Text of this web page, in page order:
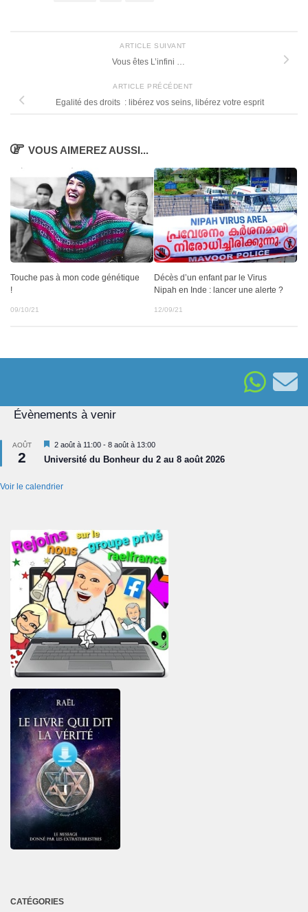
ARTICLE SUIVANT
Vous êtes L’infini …
ARTICLE PRÉCÉDENT
Egalité des droits : libérez vos seins, libérez votre esprit
VOUS AIMEREZ AUSSI...
Touche pas à mon code génétique
!
09/10/21
Décès d’un enfant par le Virus
Nipah en Inde : lancer une alerte ?
12/09/21
Évènements à venir
AOÛT
2
Mis
en
avant
2 août à 11:00 - 8 août à 13:00
Université du Bonheur du 2 au 8 août 2026
Voir le calendrier
CATÉGORIES